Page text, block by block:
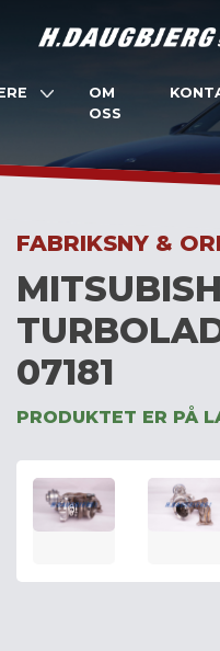
OM
OSS
FABRIKSNY &
07181
PRODUKTET ER PÅ